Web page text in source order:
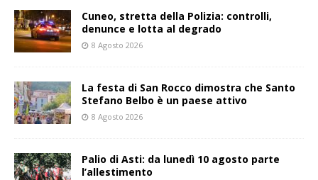
Cuneo, stretta della Polizia: controlli,
denunce e lotta al degrado
8 Agosto 2026
La festa di San Rocco dimostra che Santo
Stefano Belbo è un paese attivo
8 Agosto 2026
Palio di Asti: da lunedì 10 agosto parte
l’allestimento